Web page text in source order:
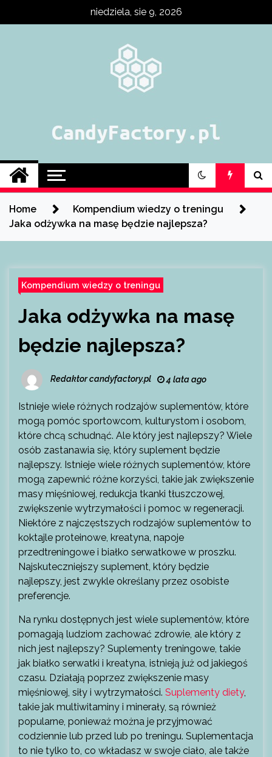
niedziela, sie 9, 2026
Fabryka treningu,
odżywek i
suplementów
Home
Kompendium wiedzy o treningu
Jaka odżywka na masę będzie najlepsza?
Kompendium wiedzy o treningu
Jaka odżywka na masę
będzie najlepsza?
Redaktor candyfactory.pl 4 lata ago
Istnieje wiele różnych rodzajów suplementów, które
mogą pomóc sportowcom, kulturystom i osobom,
które chcą schudnąć. Ale który jest najlepszy? Wiele
osób zastanawia się, który suplement będzie
najlepszy. Istnieje wiele różnych suplementów, które
mogą zapewnić różne korzyści, takie jak zwiększenie
masy mięśniowej, redukcja tkanki tłuszczowej,
zwiększenie wytrzymałości i pomoc w regeneracji.
Niektóre z najczęstszych rodzajów suplementów to
koktajle proteinowe, kreatyna, napoje
przedtreningowe i białko serwatkowe w proszku.
Najskuteczniejszy suplement, który będzie
najlepszy, jest zwykle określany przez osobiste
preferencje.
Na rynku dostępnych jest wiele suplementów, które
pomagają ludziom zachować zdrowie, ale który z
nich jest najlepszy? Suplementy treningowe, takie
jak białko serwatki i kreatyna, istnieją już od jakiegoś
czasu. Działają poprzez zwiększenie masy
mięśniowej, siły i wytrzymałości. Suplementy diety,
takie jak multiwitaminy i minerały, są również
popularne, ponieważ można je przyjmować
codziennie lub przed lub po treningu. Suplementacja
to nie tylko to, co wkładasz w swoje ciało, ale także